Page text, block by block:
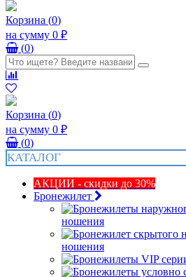
Корзина (0)
на сумму 0 ₽
(0)
Корзина (0)
на сумму 0 ₽
(0)
КАТАЛОГ
АКЦИИ - скидки до 30%
Бронежилет
ношения
ношения